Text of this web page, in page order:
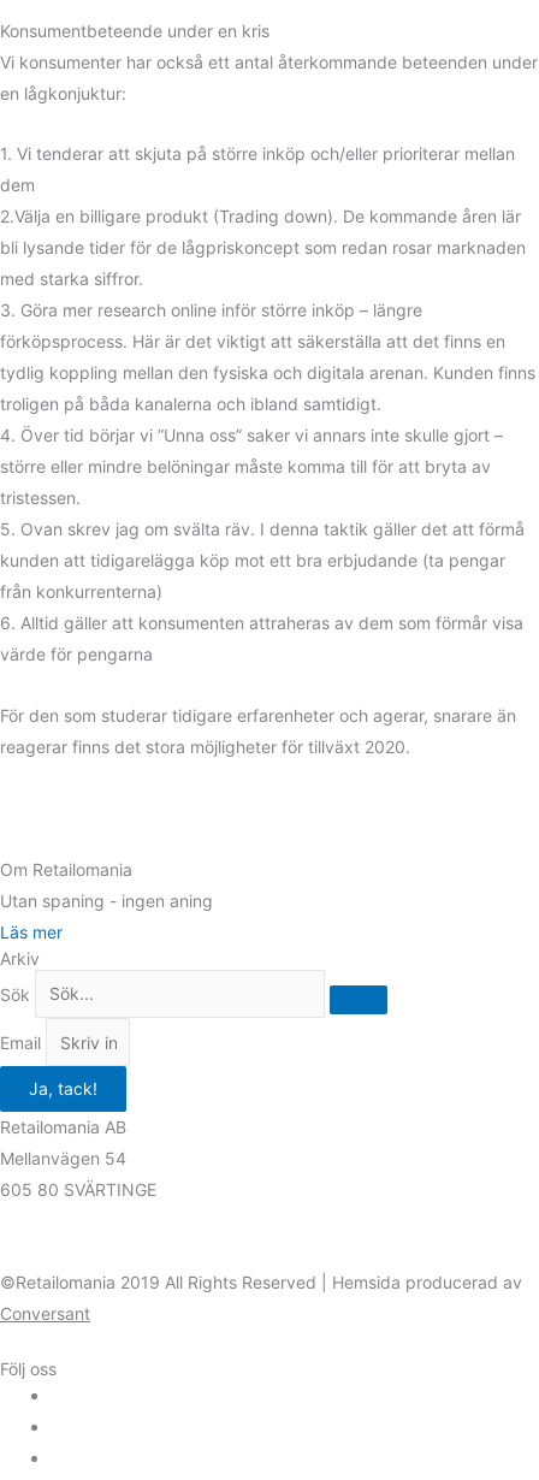
Konsumentbeteende under en kris
Vi konsumenter har också ett antal återkommande beteenden under
en lågkonjuktur:
1. Vi tenderar att skjuta på större inköp och/eller prioriterar mellan
dem
2.Välja en billigare produkt (Trading down). De kommande åren lär
bli lysande tider för de lågpriskoncept som redan rosar marknaden
med starka siffror.
3. Göra mer research online inför större inköp – längre
förköpsprocess. Här är det viktigt att säkerställa att det finns en
tydlig koppling mellan den fysiska och digitala arenan. Kunden finns
troligen på båda kanalerna och ibland samtidigt.
4. Över tid börjar vi ”Unna oss” saker vi annars inte skulle gjort –
större eller mindre belöningar måste komma till för att bryta av
tristessen.
5. Ovan skrev jag om svälta räv. I denna taktik gäller det att förmå
kunden att tidigarelägga köp mot ett bra erbjudande (ta pengar
från konkurrenterna)
6. Alltid gäller att konsumenten attraheras av dem som förmår visa
värde för pengarna
För den som studerar tidigare erfarenheter och agerar, snarare än
reagerar finns det stora möjligheter för tillväxt 2020.
Om Retailomania
Utan spaning - ingen aning
Läs mer
Arkiv
Sök
Email
Ja, tack!
Retailomania AB
Mellanvägen 54
605 80 SVÄRTINGE
©Retailomania 2019 All Rights Reserved | Hemsida producerad av
Conversant
Följ oss